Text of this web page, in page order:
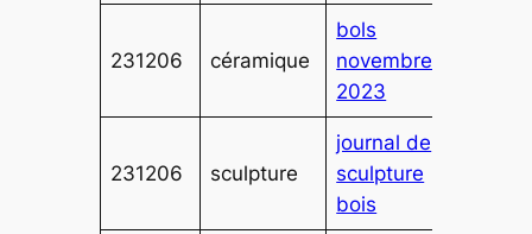
231206 céramique
bols
novembre
2023
231206 sculpture
journal de
sculpture
bois